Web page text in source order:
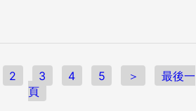
2 3 4 5 ＞
最後一
頁